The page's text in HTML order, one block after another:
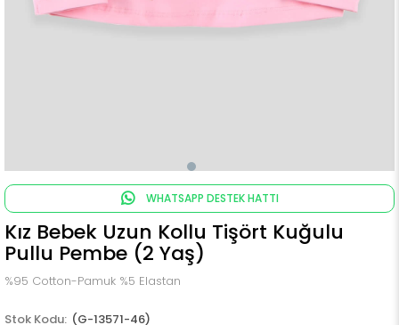
WHATSAPP DESTEK HATTI
Kız Bebek Uzun Kollu Tişört Kuğulu
Pullu Pembe (2 Yaş)
%95 Cotton-Pamuk %5 Elastan
(G-13571-46)